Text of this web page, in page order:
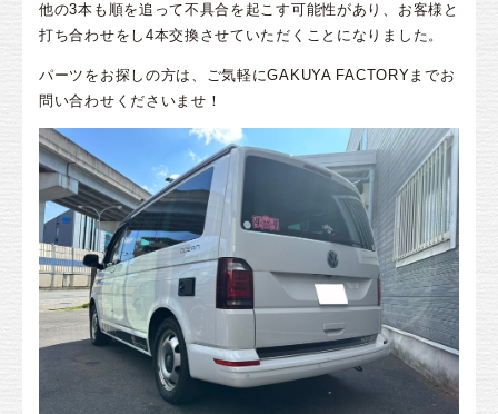
他の3本も順を追って不具合を起こす可能性があり、お客様と
打ち合わせをし4本交換させていただくことになりました。
パーツをお探しの方は、ご気軽にGAKUYA FACTORYまでお
問い合わせくださいませ！